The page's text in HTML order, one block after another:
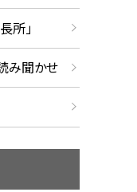
所」
み聞かせ